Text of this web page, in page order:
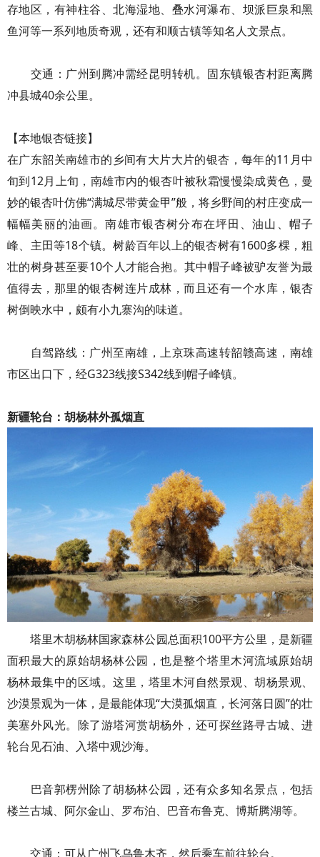
存地区，有神柱谷、北海湿地、叠水河瀑布、坝派巨泉和黑
鱼河等一系列地质奇观，还有和顺古镇等知名人文景点。
交通：广州到腾冲需经昆明转机。固东镇银杏村距离腾
冲县城40余公里。
【本地银杏链接】
在广东韶关南雄市的乡间有大片大片的银杏，每年的11月中
旬到12月上旬，南雄市内的银杏叶被秋霜慢慢染成黄色，曼
妙的银杏叶仿佛“满城尽带黄金甲”般，将乡野间的村庄变成一
幅幅美丽的油画。南雄市银杏树分布在坪田、油山、帽子
峰、主田等18个镇。树龄百年以上的银杏树有1600多棵，粗
壮的树身甚至要10个人才能合抱。其中帽子峰被驴友誉为最
值得去，那里的银杏树连片成林，而且还有一个水库，银杏
树倒映水中，颇有小九寨沟的味道。
自驾路线：广州至南雄，上京珠高速转韶赣高速，南雄
市区出口下，经G323线接S342线到帽子峰镇。
新疆轮台：胡杨林外孤烟直
塔里木胡杨林国家森林公园总面积100平方公里，是新疆
面积最大的原始胡杨林公园，也是整个塔里木河流域原始胡
杨林最集中的区域。这里，塔里木河自然景观、胡杨景观、
沙漠景观为一体，是最能体现“大漠孤烟直，长河落日圆”的壮
美塞外风光。除了游塔河赏胡杨外，还可探丝路寻古城、进
轮台见石油、入塔中观沙海。
巴音郭楞州除了胡杨林公园，还有众多知名景点，包括
楼兰古城、阿尔金山、罗布泊、巴音布鲁克、博斯腾湖等。
交通：可从广州飞乌鲁木齐，然后乘车前往轮台。